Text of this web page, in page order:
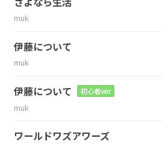
muk
伊藤について
muk
伊藤について 初心者ver
muk
ワールドワズアワーズ